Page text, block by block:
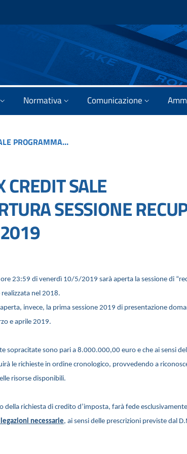
Normativa Comunicazione
AVVISO AGLI UTENTI – TAX CREDIT SALE PROGRAMMAZIONE: APERTURA SESSIONE RECUPERO 2018 e NUOVA SESSIONE 2019
SALE
SESSIONE
23:59 di venerdì 10/5/2019 sarà aperta la sessione di
nel 2018.
invece, la prima sessione 2019 di presentazione
e aprile 2019.
sopracitate sono pari a 8.000.000,00 euro e che ai sensi
le richieste in ordine cronologico, provvedendo a
risorse disponibili.
richiesta di credito d’imposta, farà fede
necessarie, ai sensi delle prescrizioni previste dal